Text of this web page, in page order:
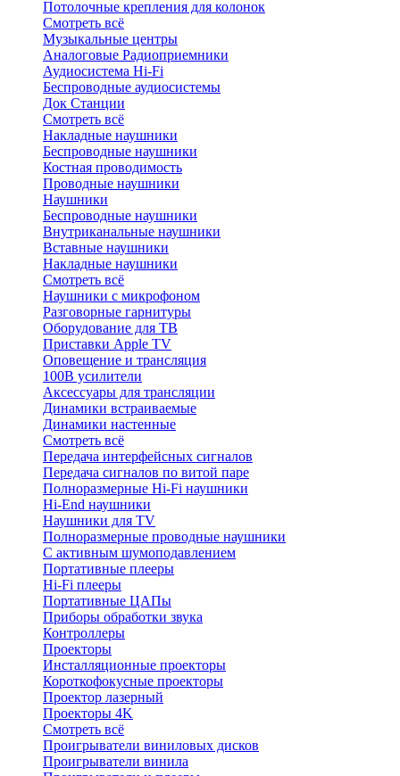
Потолочные крепления для колонок
Смотреть всё
Музыкальные центры
Аналоговые Радиоприемники
Аудиосистема Hi-Fi
Беспроводные аудиосистемы
Док Станции
Смотреть всё
Накладные наушники
Беспроводные наушники
Костная проводимость
Проводные наушники
Наушники
Беспроводные наушники
Внутриканальные наушники
Вставные наушники
Накладные наушники
Смотреть всё
Наушники с микрофоном
Разговорные гарнитуры
Оборудование для ТВ
Приставки Apple TV
Оповещение и трансляция
100В усилители
Аксессуары для трансляции
Динамики встраиваемые
Динамики настенные
Смотреть всё
Передача интерфейсных сигналов
Передача сигналов по витой паре
Полноразмерные Hi-Fi наушники
Hi-End наушники
Наушники для TV
Полноразмерные проводные наушники
С активным шумоподавлением
Портативные плееры
Hi-Fi плееры
Портативные ЦАПы
Приборы обработки звука
Контроллеры
Проекторы
Инсталляционные проекторы
Короткофокусные проекторы
Проектор лазерный
Проекторы 4K
Смотреть всё
Проигрыватели виниловых дисков
Проигрыватели винила